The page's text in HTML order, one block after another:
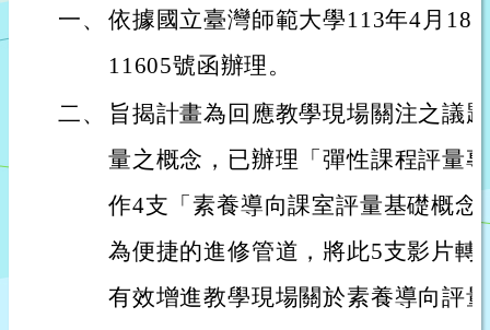
一、 依據國立臺灣師範大學113年4月18
11605號函辦理。
二、
旨揭計畫為回應教學現場關注之議
量之概念，已辦理「彈性課程評量
作4支「素養導向課室評量基礎概念
為便捷的進修管道，將此5支影片轉
有效增進教學現場關於素養導向評